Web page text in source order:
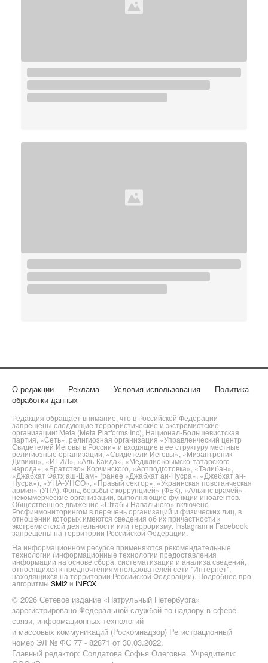
О редакции Реклама Условия использования
Политика
обработки данных
Редакция обращает внимание, что в Российской Федерации
запрещены следующие террористические и экстремистские
организации: Meta (Meta Platforms Inc), Национал-Большевистская
партия, «Сеть», религиозная организация «Управленческий центр
Свидетелей Иеговы в России» и входящие в ее структуру местные
религиозные организации, «Свидетели Иеговы», «Мизантропик
Дивижн», «ИГИЛ», «Аль-Каида», «Меджлис крымско-татарского
народа», «Братство» Корчинского, «Артподготовка», «Талибан»,
«Джабхат Фатх аш-Шам» (ранее «Джабхат ан-Нусра», «Джебхат ан-
Нусра»), «УНА-УНСО», «Правый сектор», «Украинская повстанческая
армия» (УПА). Фонд борьбы с коррупцией» (ФБК), «Альянс врачей» -
некоммерческие организации, выполняющие функции иноагентов.
Общественное движение «Штабы Навального» включено
Росфинмониторингом в перечень организаций и физических лиц, в
отношении которых имеются сведения об их причастности к
экстремистской деятельности или терроризму. Instagram и Facebook
запрещены на территории Российской Федерации.
На информационном ресурсе применяются рекомендательные
технологии (информационные технологии предоставления
информации на основе сбора, систематизации и анализа сведений,
относящихся к предпочтениям пользователей сети "Интернет",
находящихся на территории Российской Федерации). Подробнее про
алгоритмы SMI2 и INFOX
© 2026 Сетевое издание «Патрульный Петербурга»
зарегистрировано Федеральной службой по надзору в сфере
связи, информационных технологий
и массовых коммуникаций (Роскомнадзор) Регистрационный
номер ЭЛ № ФС 77 - 82871 от 30.03.2022.
Главный редактор: Солдатова Софья Олеговна. Учредители: